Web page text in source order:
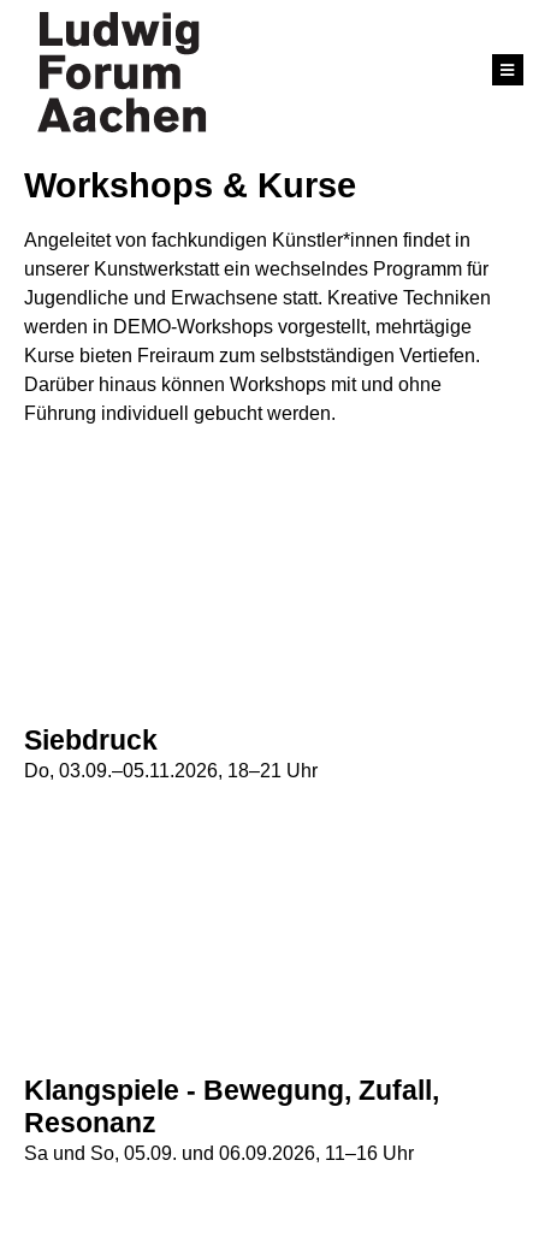
Workshops & Kurse
Angeleitet von fachkundigen Künstler*innen findet in
unserer Kunstwerkstatt ein wechselndes Programm für
Jugendliche und Erwachsene statt. Kreative Techniken
werden in DEMO-Workshops vorgestellt, mehrtägige
Kurse bieten Freiraum zum selbstständigen Vertiefen.
Darüber hinaus können Workshops mit und ohne
Führung individuell gebucht werden.
Siebdruck
Do, 03.09.–05.11.2026, 18–21 Uhr
Klangspiele - Bewegung, Zufall,
Resonanz
Sa und So, 05.09. und 06.09.2026, 11–16 Uhr